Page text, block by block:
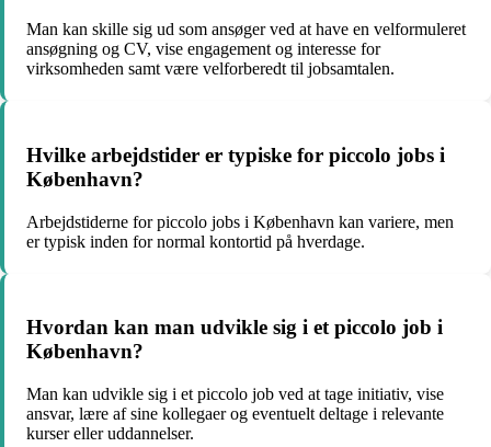
Man kan skille sig ud som ansøger ved at have en velformuleret
ansøgning og CV, vise engagement og interesse for
virksomheden samt være velforberedt til jobsamtalen.
Hvilke arbejdstider er typiske for piccolo jobs i
København?
Arbejdstiderne for piccolo jobs i København kan variere, men
er typisk inden for normal kontortid på hverdage.
Hvordan kan man udvikle sig i et piccolo job i
København?
Man kan udvikle sig i et piccolo job ved at tage initiativ, vise
ansvar, lære af sine kollegaer og eventuelt deltage i relevante
kurser eller uddannelser.